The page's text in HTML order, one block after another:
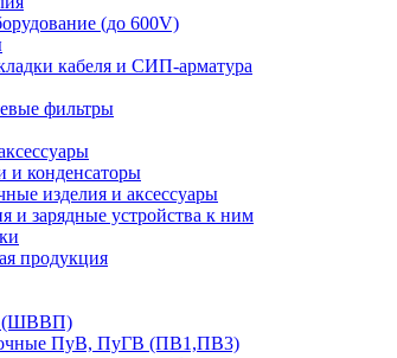
(до 600V)
кабеля и СИП-арматура
фильтры
и конденсаторы
изделия и аксессуары
и зарядные устройства к ним
продукция
(ШВВП)
ПуВ, ПуГВ (ПВ1,ПВ3)